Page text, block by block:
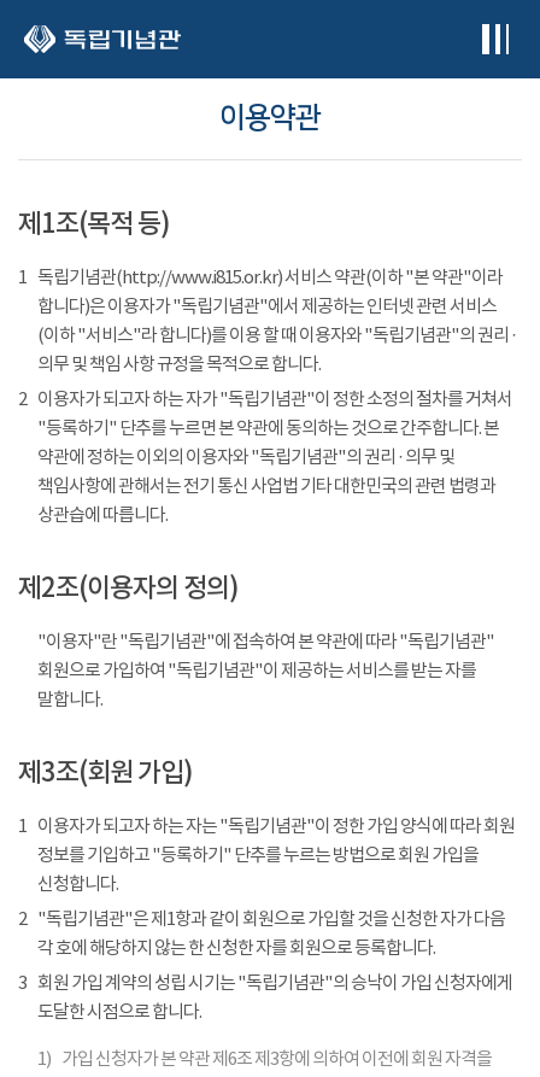
이용약관
제1조(목적 등)
1 독립기념관(http://www.i815.or.kr) 서비스 약관(이하 "본 약관"이라
합니다)은 이용자가 "독립기념관"에서 제공하는 인터넷 관련 서비스
(이하 "서비스"라 합니다)를 이용 할 때 이용자와 "독립기념관"의 권리 ·
의무 및 책임 사항 규정을 목적으로 합니다.
2 이용자가 되고자 하는 자가 "독립기념관"이 정한 소정의 절차를 거쳐서
"등록하기" 단추를 누르면 본 약관에 동의하는 것으로 간주합니다. 본
약관에 정하는 이외의 이용자와 "독립기념관"의 권리 · 의무 및
책임사항에 관해서는 전기 통신 사업법 기타 대한민국의 관련 법령과
상관습에 따릅니다.
제2조(이용자의 정의)
"이용자"란 "독립기념관"에 접속하여 본 약관에 따라 "독립기념관"
회원으로 가입하여 "독립기념관"이 제공하는 서비스를 받는 자를
말합니다.
제3조(회원 가입)
1 이용자가 되고자 하는 자는 "독립기념관"이 정한 가입 양식에 따라 회원
정보를 기입하고 "등록하기" 단추를 누르는 방법으로 회원 가입을
신청합니다.
2 "독립기념관"은 제1항과 같이 회원으로 가입할 것을 신청한 자가 다음
각 호에 해당하지 않는 한 신청한 자를 회원으로 등록합니다.
3 회원 가입 계약의 성립 시기는 "독립기념관"의 승낙이 가입 신청자에게
도달한 시점으로 합니다.
1) 가입 신청자가 본 약관 제6조 제3항에 의하여 이전에 회원 자격을